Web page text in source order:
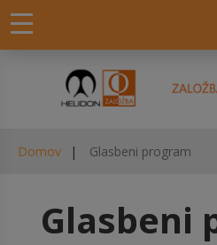
Domov Glasbeni program
Glasbeni